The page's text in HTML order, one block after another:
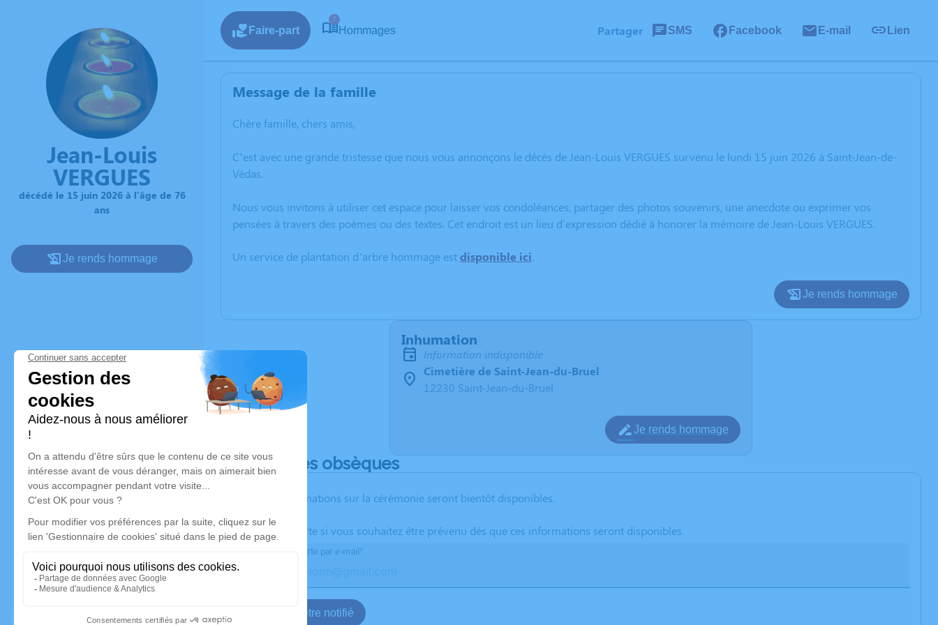
Jean-Louis
VERGUES
décédé le 15 juin 2026 à l'âge de 76
ans
Je rends hommage
Faire-part
7
Hommages Partager SMS Facebook E-mail Lien
Message de la famille
Chère famille, chers amis,
C’est avec une grande tristesse que nous vous annonçons le décès de Jean-Louis VERGUES survenu le lundi 15 juin 2026 à Saint-Jean-de-
Védas.
Nous vous invitons à utiliser cet espace pour laisser vos condoléances, partager des photos souvenirs, une anecdote ou exprimer vos
pensées à travers des poèmes ou des textes. Cet endroit est un lieu d'expression dédié à honorer la mémoire de Jean-Louis VERGUES.
Un service de plantation d’arbre hommage estdisponible ici.
Je rends hommage
Inhumation
Information indisponible
Cimetière de Saint-Jean-du-Bruel
12230 Saint-Jean-du-Bruel
Je rends hommage
Déroulé des obsèques
Les informations sur la cérémonie seront bientôt disponibles.
Activez une alerte si vous souhaitez être prévenu dès que ces informations seront disponibles.
Recevoir une alerte par e-mail*
Je veux être notifié